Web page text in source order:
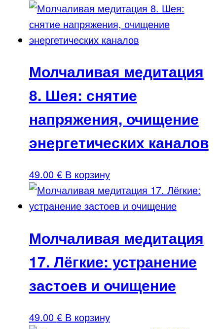
Молчаливая медитация
8. Шея: снятие
напряжения, очищение
энергетических каналов
49.00 € В корзину
Молчаливая медитация
17. Лёгкие: устранение
застоев и очищение
49.00 € В корзину